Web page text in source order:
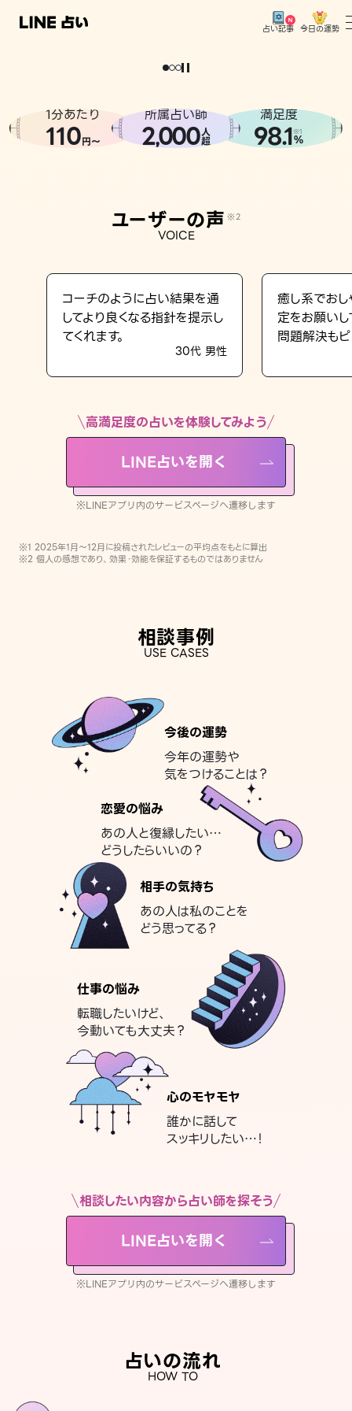
占い記事 今日の運勢
相談事例
LINE占いを開く
※LINEアプリ内のサービスページへ遷移します
どうせなら
。
1分あたり
110円〜
所属占い師
2,000人
超
満足度
98.1※1
%
ユーザーの声 ※2
VOICE
コーチのように占い結果を通
してより良くなる指針を提示し
てくれます。
30代 男性
癒し系でおし
定をお願い
問題解決もピ
高満足度の占いを体験してみよう
LINE占いを開く
※LINEアプリ内のサービスページへ遷移します
※1 2025年1月〜12月に投稿されたレビューの平均点をもとに算出
※2 個人の感想であり、効果・効能を保証するものではありません
相談事例
USE CASES
今後の運勢
今年の運勢や
気をつけることは？
恋愛の悩み
あの人と復縁したい…
どうしたらいいの？
相手の気持ち
あの人は私のことを
どう思ってる？
仕事の悩み
転職したいけど、
今動いても大丈夫？
心のモヤモヤ
誰かに話して
スッキリしたい…！
相談したい内容から占い師を探そう
LINE占いを開く
※LINEアプリ内のサービスページへ遷移します
占いの流れ
HOW TO